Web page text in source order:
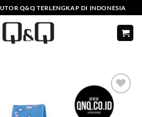
Q&Q TERLENGKAP DI INDONESIA
Add to
Wishlist